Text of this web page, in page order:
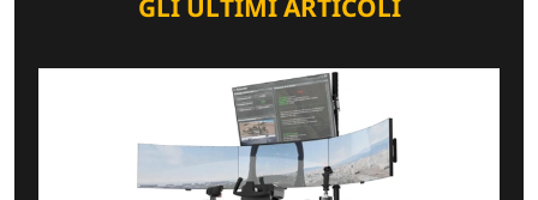
GLI ULTIMI ARTICOLI